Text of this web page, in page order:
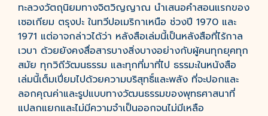
ทะลวงวัตถุนิยมทางจิตวิญญาณ นำเสนอคำสอนแรกของ
เซอเกียม ตรุงปะ ในทวีปอเมริกาเหนือ ช่วงปี 1970 และ
1971 แต่อาจกล่าวได้ว่า หลังสือเล่มนี้เป็นหลังสือที่ไร้กาล
เวบา ด้วยยังคงสื่อสารบางสิ่งบางอย่างกับผู้คนทุกยุคทุก
สมัย ทุกวิถีวัฒนธรรม และทุกที่มาที่ไป ธรรมะในหนังสือ
เล่มนี้เต็มเปี่ยมไปด้วยความบริสุทธิ์และพลัง ที่จะปอกและ
ลอกคุณค่าและรูปแบบทางวัฒนธรรมของพุทธศาสนาที่
แปลกแยกและไม่มีความจำเป็นออกจนไม่มีเหลือ